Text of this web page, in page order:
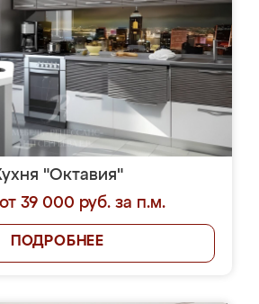
"Октавия"
39 000 руб. за п.м.
ПОДРОБНЕЕ